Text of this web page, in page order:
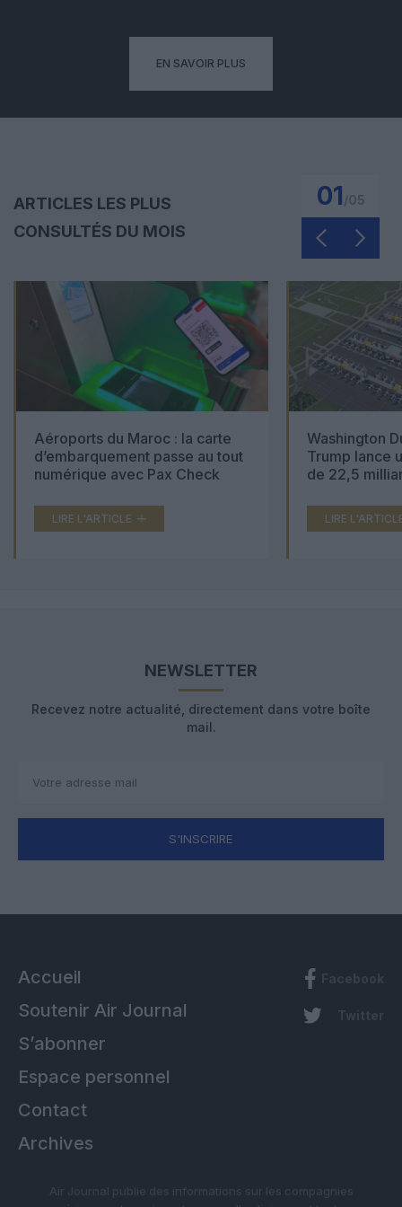
EN SAVOIR PLUS
ARTICLES LES PLUS
CONSULTÉS DU MOIS
01
Aéroports du Maroc : la carte
d’embarquement passe au tout
numérique avec Pax Check
LIRE L'ARTICLE
Washington
Trump lance
de 22,5
LIRE
NEWSLETTER
Recevez notre actualité, directement dans votre boîte
mail.
S'INSCRIRE
Accueil
Soutenir Air Journal
S’abonner
Espace personnel
Contact
Archives